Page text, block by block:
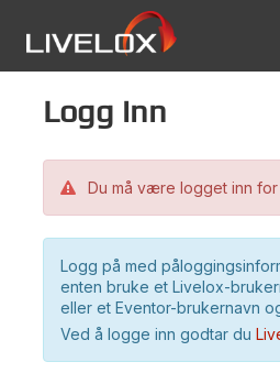
Logg inn
Du må være logget inn
Logg på med
enten bruke et Livelox-
eller et Eventor-brukernavn
Ved å logge inn godtar du